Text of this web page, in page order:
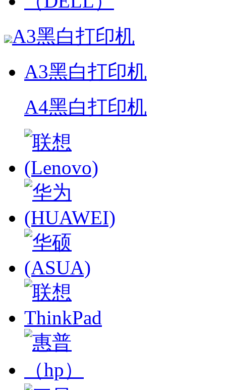
A3黑白打印机
A3黑白打印机
A4黑白打印机